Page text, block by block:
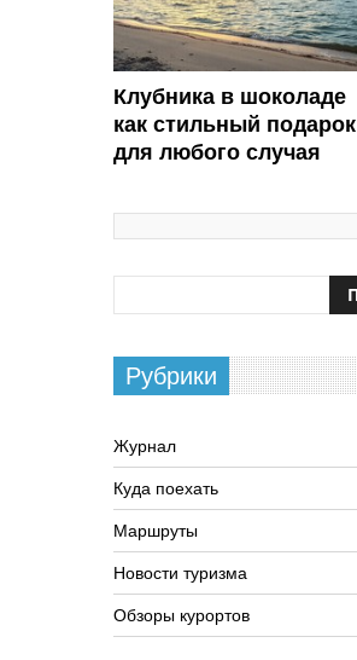
Клубника в шоколаде
как стильный подарок
для любого случая
Рубрики
Журнал
Куда поехать
Маршруты
Новости туризма
Обзоры курортов